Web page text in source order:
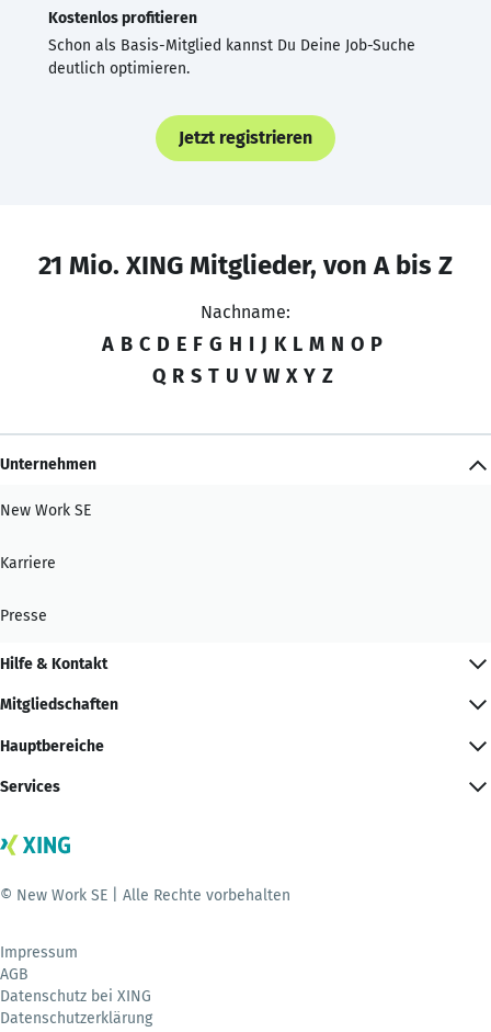
Kostenlos profitieren
Schon als Basis-Mitglied kannst Du Deine Job-Suche
deutlich optimieren.
Jetzt registrieren
21 Mio. XING Mitglieder, von A bis Z
Nachname:
A B C D E F G H I J K L M N O P
Q R S T U V W X Y Z
Unternehmen
New Work SE
Karriere
Presse
Hilfe & Kontakt
Mitgliedschaften
Hauptbereiche
Services
© New Work SE | Alle Rechte vorbehalten
Impressum
AGB
Datenschutz bei XING
Datenschutzerklärung